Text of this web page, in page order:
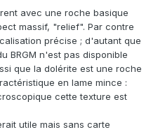
avec une roche basique
massif, "relief". Par contre
précise ; d'autant que
BRGM n'est pas disponible
que la dolérite est une roche
en lame mince :
cette texture est
utile mais sans carte